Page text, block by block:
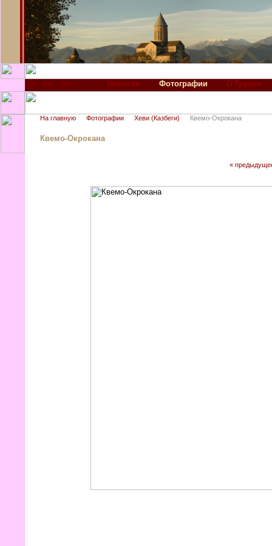
Новости Фотографии О Грузии
На главную Фотографии Хеви (Казбеги) Квемо-Окрокана
Квемо-Окрокана
«